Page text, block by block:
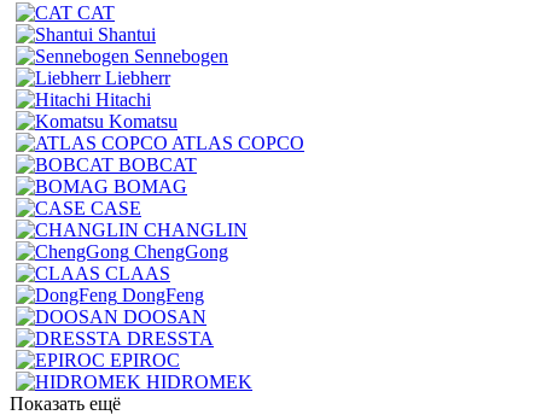
CAT
Shantui
Sennebogen
Liebherr
Hitachi
Komatsu
ATLAS COPCO
BOBCAT
BOMAG
CASE
CHANGLIN
ChengGong
CLAAS
DongFeng
DOOSAN
DRESSTA
EPIROC
HIDROMEK
Показать ещё